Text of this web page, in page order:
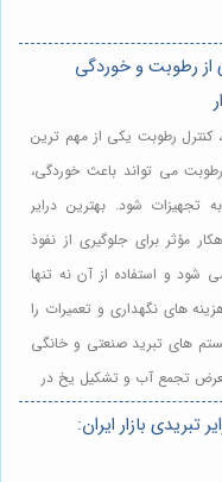
از رطوبت و خوردگی
کنترل رطوبت یکی از مهم ترین
می تواند باعث خوردگی،
شود. بهترین درایر
مؤثر برای جلوگیری از نفوذ
شود و استفاده از آن نه تنها
های نگهداری و تعمیرات را
های تبرید صنعتی و خانگی
معرض تجمع آب و تشکیل یخ در
تبریدی بازار ایران: